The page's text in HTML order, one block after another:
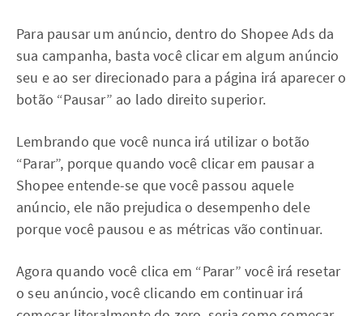
Para pausar um anúncio, dentro do Shopee Ads da
sua campanha, basta você clicar em algum anúncio
seu e ao ser direcionado para a página irá aparecer o
botão “Pausar” ao lado direito superior.
Lembrando que você nunca irá utilizar o botão
“Parar”, porque quando você clicar em pausar a
Shopee entende-se que você passou aquele
anúncio, ele não prejudica o desempenho dele
porque você pausou e as métricas vão continuar.
Agora quando você clica em “Parar” você irá resetar
o seu anúncio, você clicando em continuar irá